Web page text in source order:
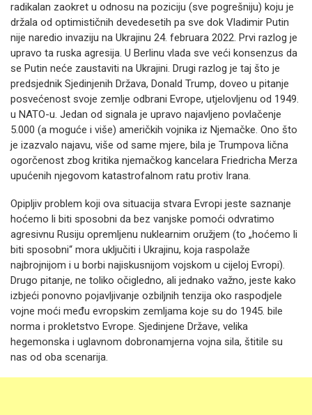
radikalan zaokret u odnosu na poziciju (sve pogrešniju) koju je
držala od optimističnih devedesetih pa sve dok Vladimir Putin
nije naredio invaziju na Ukrajinu 24. februara 2022. Prvi razlog je
upravo ta ruska agresija. U Berlinu vlada sve veći konsenzus da
se Putin neće zaustaviti na Ukrajini. Drugi razlog je taj što je
predsjednik Sjedinjenih Država, Donald Trump, doveo u pitanje
posvećenost svoje zemlje odbrani Evrope, utjelovljenu od 1949.
u NATO-u. Jedan od signala je upravo najavljeno povlačenje
5.000 (a moguće i više) američkih vojnika iz Njemačke. Ono što
je izazvalo najavu, više od same mjere, bila je Trumpova lična
ogorčenost zbog kritika njemačkog kancelara Friedricha Merza
upućenih njegovom katastrofalnom ratu protiv Irana.
Opipljiv problem koji ova situacija stvara Evropi jeste saznanje
hoćemo li biti sposobni da bez vanjske pomoći odvratimo
agresivnu Rusiju opremljenu nuklearnim oružjem (to „hoćemo li
biti sposobni“ mora uključiti i Ukrajinu, koja raspolaže
najbrojnijom i u borbi najiskusnijom vojskom u cijeloj Evropi).
Drugo pitanje, ne toliko očigledno, ali jednako važno, jeste kako
izbjeći ponovno pojavljivanje ozbiljnih tenzija oko raspodjele
vojne moći među evropskim zemljama koje su do 1945. bile
norma i prokletstvo Evrope. Sjedinjene Države, velika
hegemonska i uglavnom dobronamjerna vojna sila, štitile su
nas od oba scenarija.